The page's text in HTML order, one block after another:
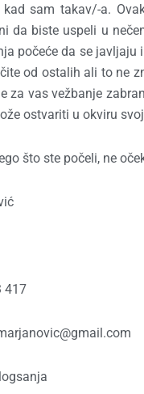
sam takav/-a.
da biste uspeli u
počeće da se
od ostalih ali to ne
za vas vežbanje
ostvariti u okviru
što ste počeli, ne
417